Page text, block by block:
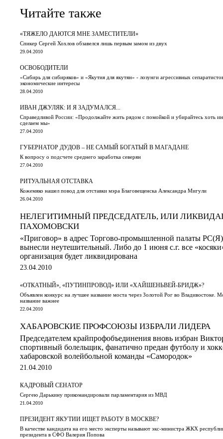
Читайте также
«ТЯЖЕЛО ДАЮТСЯ МНЕ ЗАМЕСТИТЕЛИ»
Спикер Сергей Хохлов обзавелся лишь первым замом из двух
29.04.2010
ОСВОБОДИТЕЛИ
«Сибирь для сибиряков» и «Якутия для якутян» - лозунги агрессивных
экономические интересы
28.04.2010
ИВАН ДЖУЛЯК: И Я ЗАДУМАЛСЯ...
Справедливой России: «Продолжайте жить рядом с помойкой и убирайтесь хоть
сделаем мы»
27.04.2010
ГУБЕРНАТОР ДУДОВ – НЕ САМЫЙ БОГАТЫЙ В МАГАДАНЕ
К вопросу о подсчете среднего заработка северян
27.04.2010
РИТУАЛЬНАЯ ОТСТАВКА
Кожемяко нашел повод для отставки мэра Благовещенска Александра Мигули
26.04.2010
НЕЛЕГИТИМНЫЙ ПРЕДСЕДАТЕЛЬ, ИЛИ
ПАХОМОВСКИ
«Приговор» в адрес Торгово-промышленной палаты
вынесли неутешительный. Либо до 1 июня с.г. все
организация будет ликвидирована
23.04.2010
«ОТКАТНЫЙ», «ПУТИНПРОВОД» ИЛИ «ХАЙШЕНЬВЕЙ-БРИДЖ»?
Объявлен конкурс на лучшее название моста через Золотой Рог во Владивостоке.
название важнее
22.04.2010
ХАБАРОВСКИЕ ПРОФСОЮЗЫ ИЗБРАЛИ ЛИДЕРА
Председателем крайпрофобъединения вновь избран
спортивный болельщик, фанатично предан футболу и
хабаровской волейбольной команды «Самородок»
21.04.2010
КАДРОВЫЙ СЕНАТОР
Сергею Дарькину прикомандировали парламентария из МВД
21.04.2010
ПРЕЗИДЕНТ ЯКУТИИ ИЩЕТ РАБОТУ В МОСКВЕ?
В качестве кандидата на его место эксперты называют экс-министра ЖКХ
президента в СФО Валерия Попова